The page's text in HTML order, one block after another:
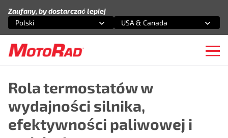
Zaufany, by dostarczać lepiej
Wybierz opcję
Polski
Wybierz opcję
USA & Canada
Rola termostatów w
wydajności silnika,
efektywności paliwowej i